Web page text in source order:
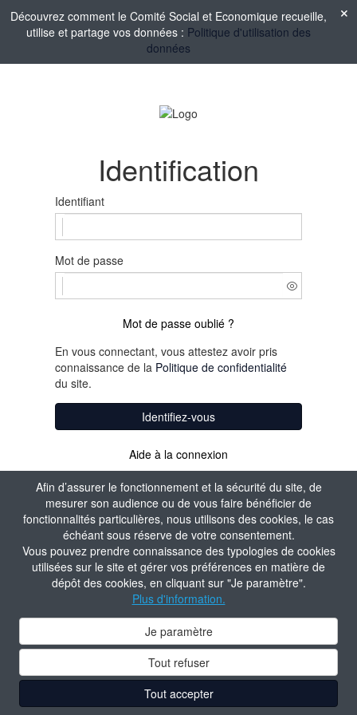
Afin d’assurer le fonctionnement et la sécurité du site, de
mesurer son audience ou de vous faire bénéficier de
fonctionnalités particulières, nous utilisons des cookies, le cas
échéant sous réserve de votre consentement.
Vous pouvez prendre connaissance des typologies de cookies
utilisées sur le site et gérer vos préférences en matière de
dépôt des cookies, en cliquant sur "Je paramètre".
Plus d'information.
Je paramètre
Tout refuser
Tout accepter
Découvrez comment le Comité Social et Economique recueille,
utilise et partage vos données : Politique d'utilisation des
données
Identification
Identifiant
Mot de passe
Mot de passe oublié ?
En vous connectant, vous attestez avoir pris
connaissance de la Politique de confidentialité
du site.
Identifiez-vous
Aide à la connexion